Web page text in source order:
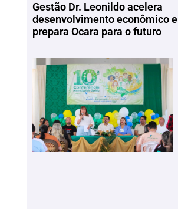
Gestão Dr. Leonildo acelera
desenvolvimento econômico e
prepara Ocara para o futuro